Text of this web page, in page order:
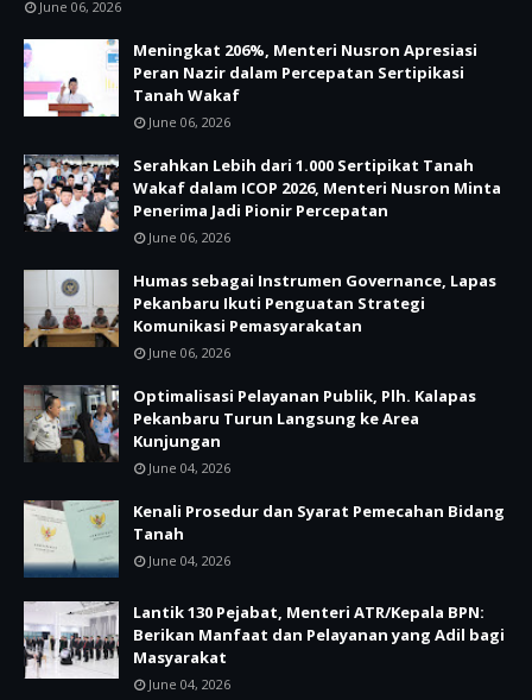
June 06, 2026
Meningkat 206%, Menteri Nusron Apresiasi
Peran Nazir dalam Percepatan Sertipikasi
Tanah Wakaf
June 06, 2026
Serahkan Lebih dari 1.000 Sertipikat Tanah
Wakaf dalam ICOP 2026, Menteri Nusron Minta
Penerima Jadi Pionir Percepatan
June 06, 2026
Humas sebagai Instrumen Governance, Lapas
Pekanbaru Ikuti Penguatan Strategi
Komunikasi Pemasyarakatan
June 06, 2026
Optimalisasi Pelayanan Publik, Plh. Kalapas
Pekanbaru Turun Langsung ke Area
Kunjungan
June 04, 2026
Kenali Prosedur dan Syarat Pemecahan Bidang
Tanah
June 04, 2026
Lantik 130 Pejabat, Menteri ATR/Kepala BPN:
Berikan Manfaat dan Pelayanan yang Adil bagi
Masyarakat
June 04, 2026